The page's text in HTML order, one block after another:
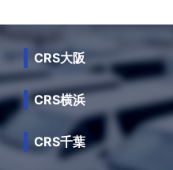
CRS大阪
CRS横浜
CRS千葉